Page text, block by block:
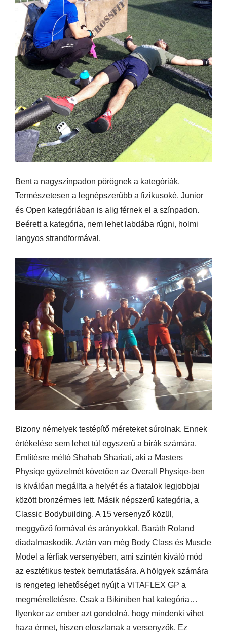
Bent a nagyszínpadon pörögnek a kategóriák.
Természetesen a legnépszerűbb a fizikusoké. Junior
és Open kategóriában is alig férnek el a színpadon.
Beérett a kategória, nem lehet labdába rúgni, holmi
langyos strandformával.
Bizony némelyek testépítő méreteket súrolnak. Ennek
értékelése sem lehet túl egyszerű a bírák számára.
Említésre méltó Shahab Shariati, aki a Masters
Physiqe gyözelmét követően az Overall Physiqe-ben
is kiválóan megállta a helyét és a fiatalok legjobbjai
között bronzérmes lett. Másik népszerű kategória, a
Classic Bodybuilding. A 15 versenyző közül,
meggyőző formával és arányokkal, Baráth Roland
diadalmaskodik. Aztán van még Body Class és Muscle
Model a férfiak versenyében, ami szintén kiváló mód
az esztétikus testek bemutatására. A hölgyek számára
is rengeteg lehetőséget nyújt a VITAFLEX GP a
megmérettetésre. Csak a Bikiniben hat kategória…
Ilyenkor az ember azt gondolná, hogy mindenki vihet
haza érmet, hiszen eloszlanak a versenyzők. Ez